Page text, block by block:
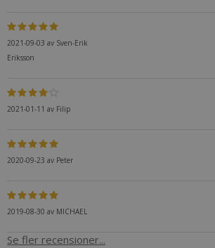
2021-09-03 av Sven-Erik
Eriksson
2021-01-11 av Filip
2020-09-23 av Peter
2019-08-30 av MICHAEL
Se fler recensioner...